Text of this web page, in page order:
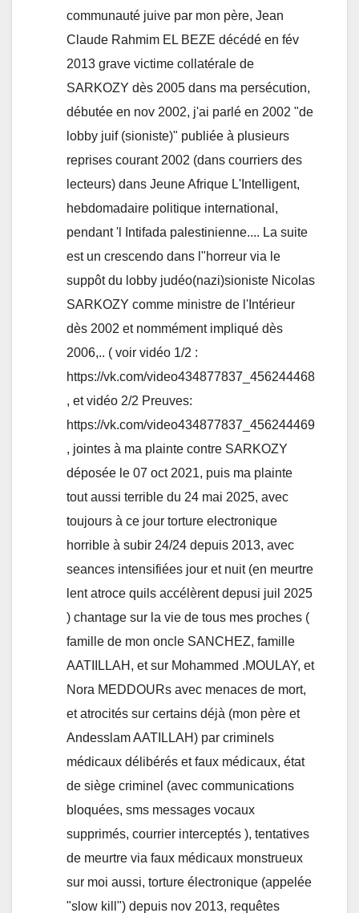
communauté juive par mon père, Jean
Claude Rahmim EL BEZE décédé en fév
2013 grave victime collatérale de
SARKOZY dès 2005 dans ma persécution,
débutée en nov 2002, j'ai parlé en 2002 "de
lobby juif (sioniste)" publiée à plusieurs
reprises courant 2002 (dans courriers des
lecteurs) dans Jeune Afrique L'Intelligent,
hebdomadaire politique international,
pendant 'l Intifada palestinienne.... La suite
est un crescendo dans l"horreur via le
suppôt du lobby judéo(nazi)sioniste Nicolas
SARKOZY comme ministre de l'Intérieur
dès 2002 et nommément impliqué dès
2006,.. ( voir vidéo 1/2 :
https://vk.com/video434877837_456244468
, et vidéo 2/2 Preuves:
https://vk.com/video434877837_456244469
, jointes à ma plainte contre SARKOZY
déposée le 07 oct 2021, puis ma plainte
tout aussi terrible du 24 mai 2025, avec
toujours à ce jour torture electronique
horrible à subir 24/24 depuis 2013, avec
seances intensifiées jour et nuit (en meurtre
lent atroce quils accélèrent depusi juil 2025
) chantage sur la vie de tous mes proches (
famille de mon oncle SANCHEZ, famille
AATIILLAH, et sur Mohammed .MOULAY, et
Nora MEDDOURs avec menaces de mort,
et atrocités sur certains déjà (mon père et
Andesslam AATILLAH) par criminels
médicaux délibérés et faux médicaux, état
de siège criminel (avec communications
bloquées, sms messages vocaux
supprimés, courrier interceptés ), tentatives
de meurtre via faux médicaux monstrueux
sur moi aussi, torture électronique (appelée
"slow kill") depuis nov 2013, requêtes